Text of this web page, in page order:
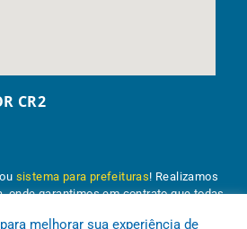
CR2
ou sistema para prefeituras! Realizamos
onde garantimos em contrato que todas
melhorar sua experiência de